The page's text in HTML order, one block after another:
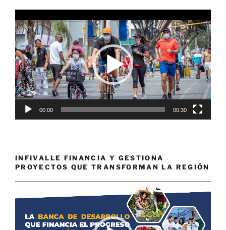
de
vídeo
00:00 00:30
INFIVALLE FINANCIA Y GESTIONA
PROYECTOS QUE TRANSFORMAN LA REGIÓN
de